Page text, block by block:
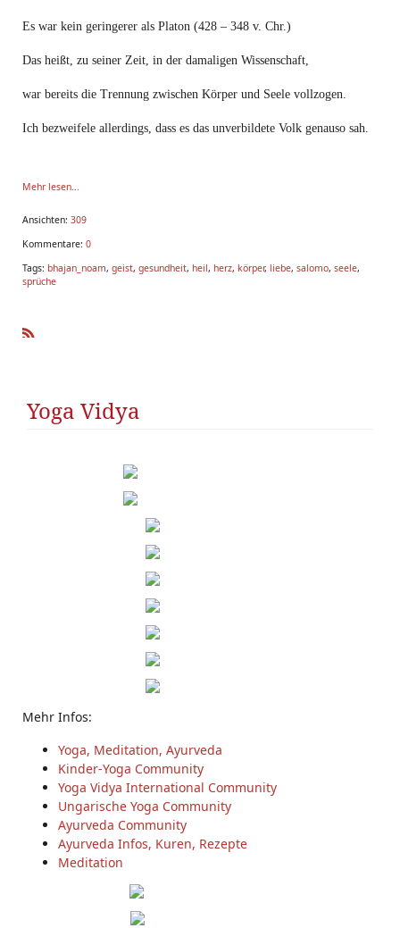
Es war kein geringerer als Platon (428 – 348 v. Chr.)
Das heißt, zu seiner Zeit, in der damaligen Wissenschaft,
war bereits die Trennung zwischen Körper und Seele vollzogen.
Ich bezweifele allerdings, dass es das unverbildete Volk genauso sah.
Die Sprüche Kön
Mehr lesen...
Ansichten: 309
Kommentare: 0
Tags: bhajan_noam, geist, gesundheit, heil, herz, körper, liebe, salomo, seele,
sprüche
Yoga Vidya
Mehr Infos:
Yoga, Meditation, Ayurveda
Kinder-Yoga Community
Yoga Vidya International Community
Ungarische Yoga Community
Ayurveda Community
Ayurveda Infos, Kuren, Rezepte
Meditation